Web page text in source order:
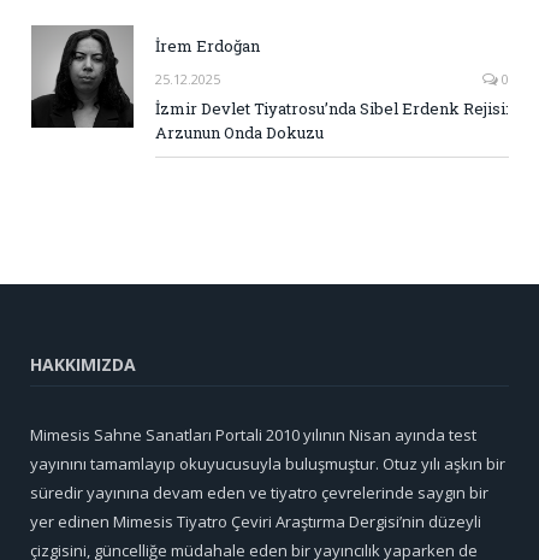
İrem Erdoğan
25.12.2025 0
İzmir Devlet Tiyatrosu’nda Sibel Erdenk Rejisi:
Arzunun Onda Dokuzu
HAKKIMIZDA
Mimesis Sahne Sanatları Portali 2010 yılının Nisan ayında test
yayınını tamamlayıp okuyucusuyla buluşmuştur. Otuz yılı aşkın bir
süredir yayınına devam eden ve tiyatro çevrelerinde saygın bir
yer edinen Mimesis Tiyatro Çeviri Araştırma Dergisi’nin düzeyli
çizgisini, güncelliğe müdahale eden bir yayıncılık yaparken de